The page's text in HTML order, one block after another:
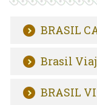
BRASIL
Brasil
BRASIL